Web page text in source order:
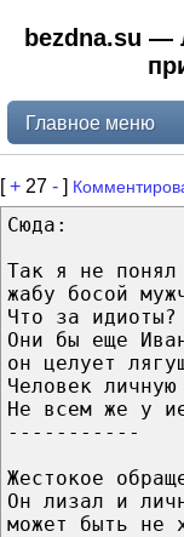
bezdna.su —
Главное меню
[+ 27 - ]
Сюда:
Так я не понял
жабу босой
Что за идиоты?
Они бы еще
он целует
Человек
Не всем же у
-----------
Жестокое
Он лизал и
может быть не